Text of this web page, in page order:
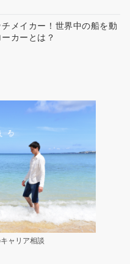
メイカー！世界中の船を動
カーとは？
ャリア相談